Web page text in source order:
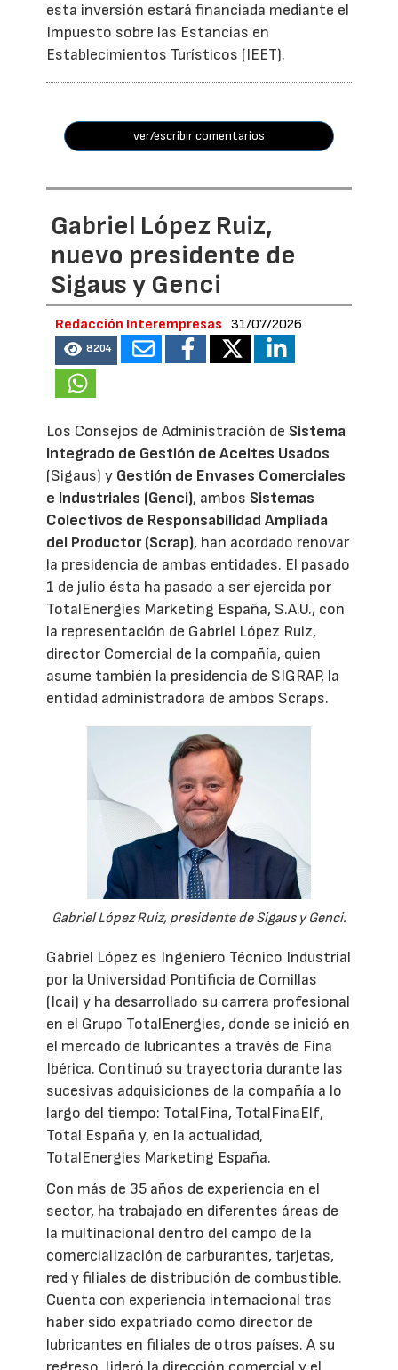
esta inversión estará financiada mediante el
Impuesto sobre las Estancias en
Establecimientos Turísticos (IEET).
ver/escribir comentarios
Gabriel López Ruiz,
nuevo presidente de
Sigaus y Genci
Redacción Interempresas 31/07/2026
8204
Los Consejos de Administración de Sistema
Integrado de Gestión de Aceites Usados
(Sigaus) y Gestión de Envases Comerciales
e Industriales (Genci), ambos Sistemas
Colectivos de Responsabilidad Ampliada
del Productor (Scrap), han acordado renovar
la presidencia de ambas entidades. El pasado
1 de julio ésta ha pasado a ser ejercida por
TotalEnergies Marketing España, S.A.U., con
la representación de Gabriel López Ruiz,
director Comercial de la compañía, quien
asume también la presidencia de SIGRAP, la
entidad administradora de ambos Scraps.
Gabriel López Ruiz, presidente de Sigaus y Genci.
Gabriel López es Ingeniero Técnico Industrial
por la Universidad Pontificia de Comillas
(Icai) y ha desarrollado su carrera profesional
en el Grupo TotalEnergies, donde se inició en
el mercado de lubricantes a través de Fina
Ibérica. Continuó su trayectoria durante las
sucesivas adquisiciones de la compañía a lo
largo del tiempo: TotalFina, TotalFinaElf,
Total España y, en la actualidad,
TotalEnergies Marketing España.
Con más de 35 años de experiencia en el
sector, ha trabajado en diferentes áreas de
la multinacional dentro del campo de la
comercialización de carburantes, tarjetas,
red y filiales de distribución de combustible.
Cuenta con experiencia internacional tras
haber sido expatriado como director de
lubricantes en filiales de otros países. A su